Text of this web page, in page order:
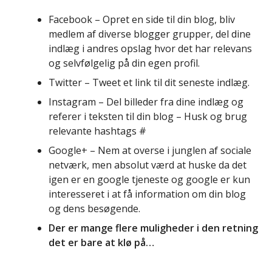
Facebook – Opret en side til din blog, bliv
medlem af diverse blogger grupper, del dine
indlæg i andres opslag hvor det har relevans
og selvfølgelig på din egen profil.
Twitter – Tweet et link til dit seneste indlæg.
Instagram – Del billeder fra dine indlæg og
referer i teksten til din blog – Husk og brug
relevante hashtags #
Google+ – Nem at overse i junglen af sociale
netværk, men absolut værd at huske da det
igen er en google tjeneste og google er kun
interesseret i at få information om din blog
og dens besøgende.
Der er mange flere muligheder i den retning
det er bare at klø på…